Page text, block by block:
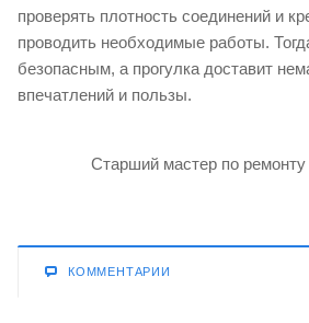
проверять плотность соединений и
проводить необходимые работы.
безопасным, а прогулка доставит
впечатлений и пользы.
Старший мастер по ремонту
КОММЕНТАРИИ